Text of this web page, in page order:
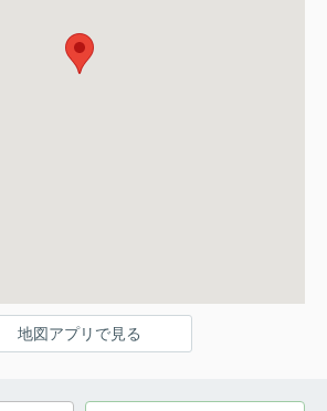
地図アプリで見る